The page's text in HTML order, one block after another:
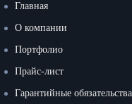
Главная
О компании
Портфолио
Прайс-лист
Гарантийные обязательства